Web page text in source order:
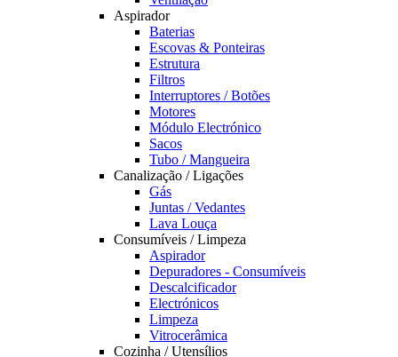
Aspirador
Baterias
Escovas & Ponteiras
Estrutura
Filtros
Interruptores / Botões
Motores
Módulo Electrónico
Sacos
Tubo / Mangueira
Canalização / Ligações
Gás
Juntas / Vedantes
Lava Louça
Consumíveis / Limpeza
Aspirador
Depuradores - Consumíveis
Descalcificador
Electrónicos
Limpeza
Vitrocerâmica
Cozinha / Utensílios